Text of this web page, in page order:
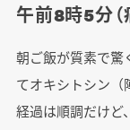
午前8時5分（
朝ご飯が質素で驚
てオキシトシン（
経過は順調だけど